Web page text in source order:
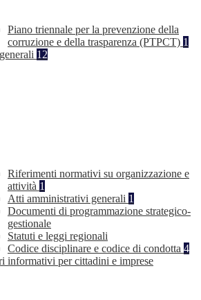
Piano triennale per la prevenzione della
corruzione e della trasparenza (PTPCT) 1
12
Riferimenti normativi su organizzazione e
attività 1
Atti amministrativi generali 1
Documenti di programmazione strategico-
gestionale
Statuti e leggi regionali
Codice disciplinare e codice di condotta 4
informativi per cittadini e imprese